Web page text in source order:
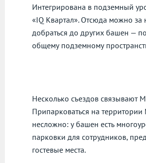
Интегрирована в подземный
«IQ Квартал». Отсюда можно за
добраться до других башен —
общему подземному
Несколько съездов связывают
Припарковаться на
несложно: у башен есть
парковки для сотрудников,
гостевые места.